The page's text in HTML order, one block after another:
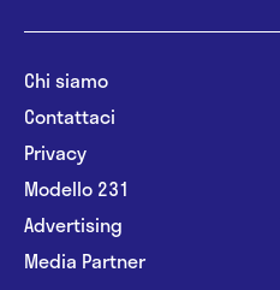
Chi siamo
Contattaci
Privacy
Modello 231
Advertising
Media Partner